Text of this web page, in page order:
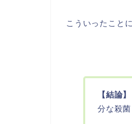
こういったこと
【結論】
分な殺